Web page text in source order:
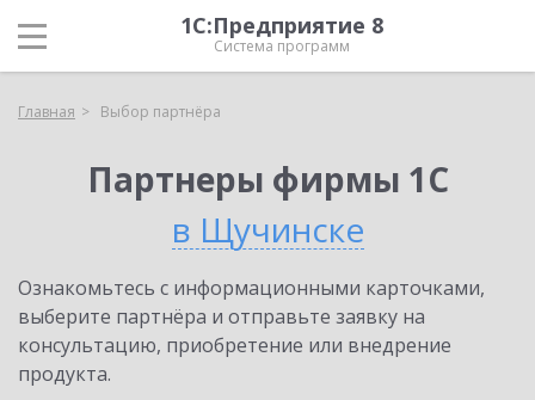
1С:Предприятие 8
Система программ
Главная Выбор партнёра
Партнеры фирмы 1С
в Щучинске
Ознакомьтесь с информационными карточками,
выберите партнёра и отправьте заявку на
консультацию, приобретение или внедрение
продукта.